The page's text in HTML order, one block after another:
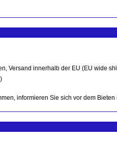
Versand innerhalb der EU (EU wide
informieren Sie sich vor dem